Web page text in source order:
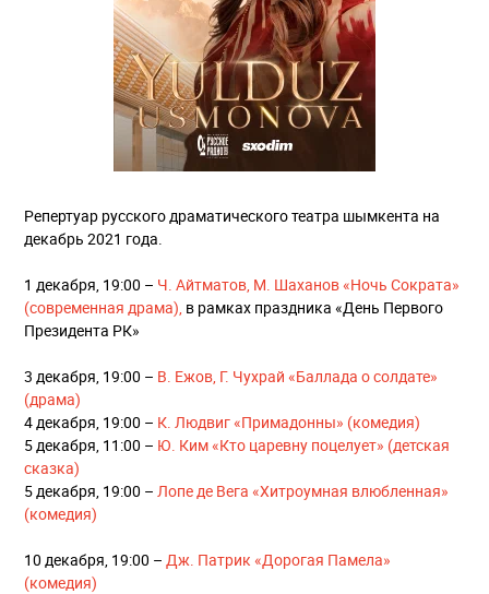
Репертуар русского драматического театра шымкента на
декабрь 2021 года.
1 декабря, 19:00 – Ч. Айтматов, М. Шаханов «Ночь Сократа»
(современная драма), в рамках праздника «День Первого
Президента РК»
3 декабря, 19:00 – В. Ежов, Г. Чухрай «Баллада о солдате»
(драма)
4 декабря, 19:00 – К. Людвиг «Примадонны» (комедия)
5 декабря, 11:00 – Ю. Ким «Кто царевну поцелует» (детская
сказка)
5 декабря, 19:00 – Лопе де Вега «Хитроумная влюбленная»
(комедия)
10 декабря, 19:00 – Дж. Патрик «Дорогая Памела»
(комедия)